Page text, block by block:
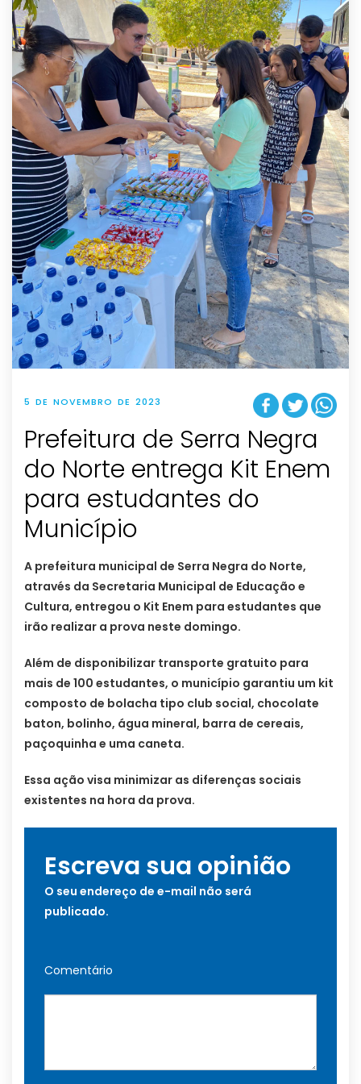
5 DE NOVEMBRO DE 2023
Prefeitura de Serra Negra
do Norte entrega Kit Enem
para estudantes do
Município
A prefeitura municipal de Serra Negra do Norte,
através da Secretaria Municipal de Educação e
Cultura, entregou o Kit Enem para estudantes que
irão realizar a prova neste domingo.
Além de disponibilizar transporte gratuito para
mais de 100 estudantes, o município garantiu um kit
composto de bolacha tipo club social, chocolate
baton, bolinho, água mineral, barra de cereais,
paçoquinha e uma caneta.
Essa ação visa minimizar as diferenças sociais
existentes na hora da prova.
Escreva sua opinião
O seu endereço de e-mail não será
publicado.
Comentário